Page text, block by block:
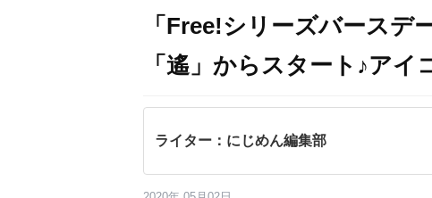
「Free!シリーズバースデ
「遙」からスタート♪アイ
ライター：にじめん編集部